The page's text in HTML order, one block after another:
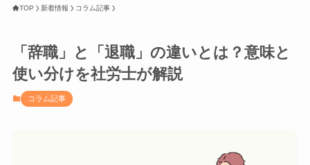
TOP 新着情報 コラム記事
「辞職」と「退職」の違いとは？意味と
使い分けを社労士が解説
コラム記事